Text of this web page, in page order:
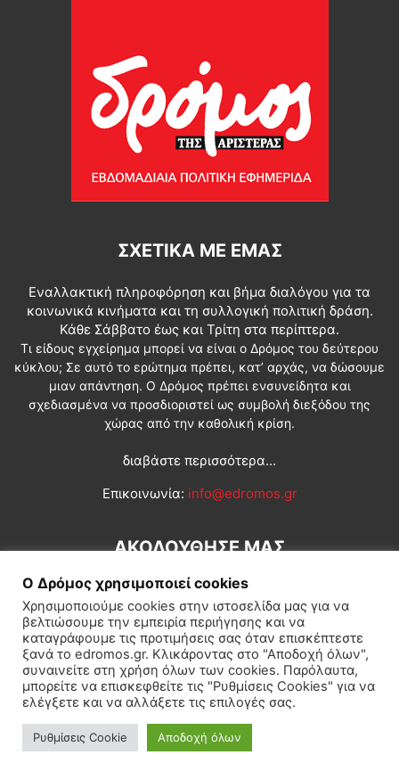
ΣΧΕΤΙΚΆ ΜΕ ΕΜΆΣ
Εναλλακτική πληροφόρηση και βήμα διαλόγου για τα
κοινωνικά κινήματα και τη συλλογική πολιτική δράση.
Κάθε Σάββατο έως και Τρίτη στα περίπτερα.
Τι είδους εγχείρημα μπορεί να είναι ο Δρόμος του δεύτερου
κύκλου; Σε αυτό το ερώτημα πρέπει, κατ’ αρχάς, να δώσουμε
μιαν απάντηση. Ο Δρόμος πρέπει ενσυνείδητα και
σχεδιασμένα να προσδιοριστεί ως συμβολή διεξόδου της
χώρας από την καθολική κρίση.
διαβάστε περισσότερα...
Επικοινωνία: info@edromos.gr
ΑΚΟΛΟΥΘΗΣΕ ΜΑΣ
Εγγραφή συνδρομητή Πολιτική Διεθνή Κοινωνία
Πολιτισμός Αφιερώματα
© Δρόμος της Αριστεράς
Ο Δρόμος χρησιμοποιεί cookies
Χρησιμοποιούμε cookies στην ιστοσελίδα μας για να
βελτιώσουμε την εμπειρία περιήγησης και να
καταγράφουμε τις προτιμήσεις σας όταν επισκέπτεστε
ξανά το edromos.gr. Κλικάροντας στο "Αποδοχή όλων",
συναινείτε στη χρήση όλων των cookies. Παρόλαυτα,
μπορείτε να επισκεφθείτε τις "Ρυθμίσεις Cookies" για να
ελέγξετε και να αλλάξετε τις επιλογές σας.
Ρυθμίσεις Cookie Αποδοχή όλων